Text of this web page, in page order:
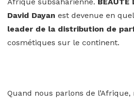
David Dayan est devenue en
leader de la distribution de
cosmétiques sur le continent.
Quand nous parlons de l’Afrique,